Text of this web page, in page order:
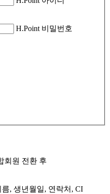
H.Point 비밀번호
회원 전환 후
, 생년월일, 연락처, CI